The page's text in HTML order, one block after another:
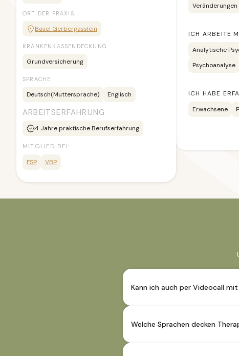
ORT DER PRAXIS
Basel Gerbergässlein
KRANKENKASSENDECKUNG
Grundversicherung
SPRACHE
Deutsch(Muttersprache) Englisch
ARBEITSERFAHRUNG
4 Jahre praktische Berufserfahrung
MITGLIED BEI:
FSP
VBP
Veränderungen
ICH ARBEITE
Analytische
Psychoanalyse
ICH HABE
Erwachsene
Kann ich auch per Videocall
ersichtlich.
Welche Sprachen decken